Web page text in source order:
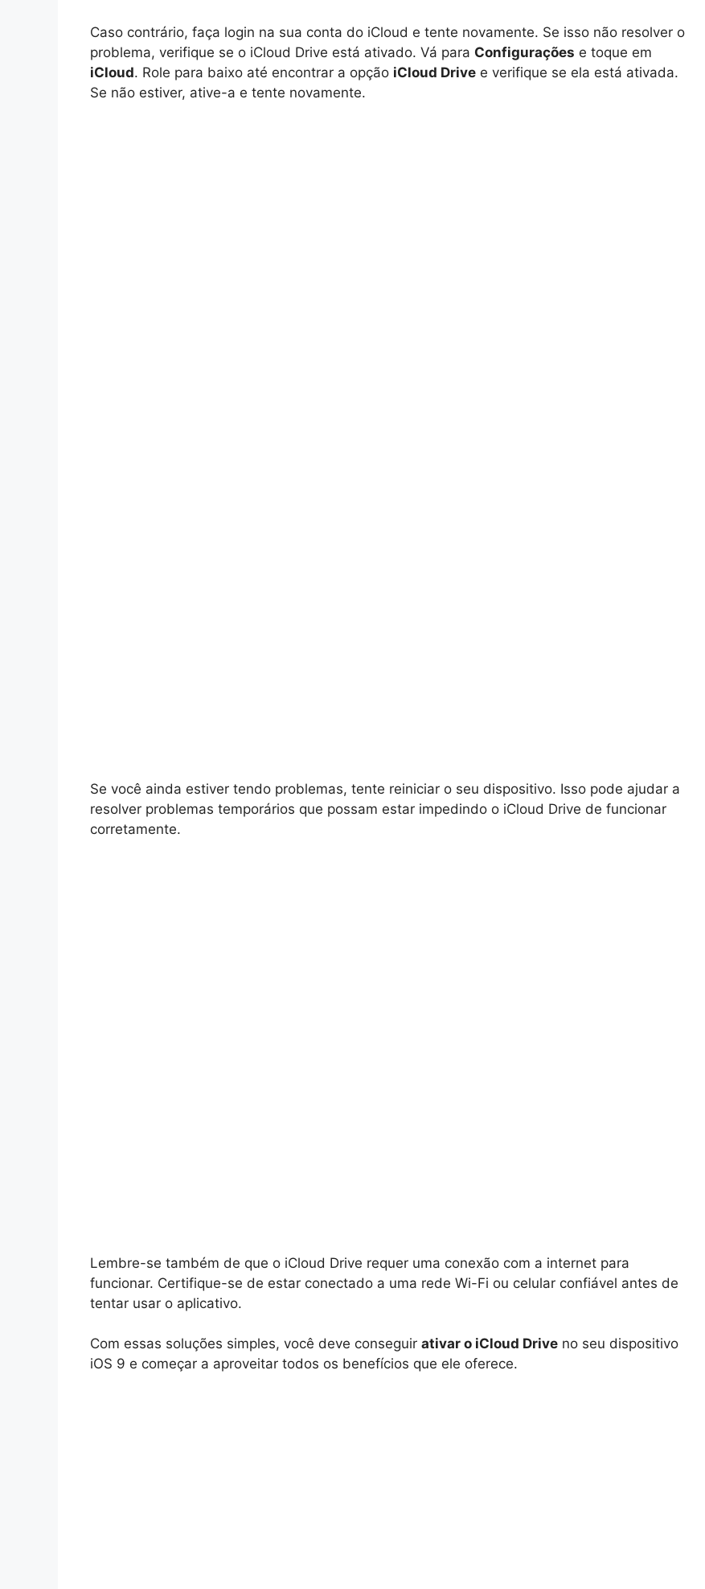
Caso contrário, faça login na sua conta do iCloud e tente novamente. Se isso não resolver o
problema, verifique se o iCloud Drive está ativado. Vá para Configurações e toque em
iCloud. Role para baixo até encontrar a opção iCloud Drive e verifique se ela está ativada.
Se não estiver, ative-a e tente novamente.
Se você ainda estiver tendo problemas, tente reiniciar o seu dispositivo. Isso pode ajudar a
resolver problemas temporários que possam estar impedindo o iCloud Drive de funcionar
corretamente.
Lembre-se também de que o iCloud Drive requer uma conexão com a internet para
funcionar. Certifique-se de estar conectado a uma rede Wi-Fi ou celular confiável antes de
tentar usar o aplicativo.
Com essas soluções simples, você deve conseguir ativar o iCloud Drive no seu dispositivo
iOS 9 e começar a aproveitar todos os benefícios que ele oferece.